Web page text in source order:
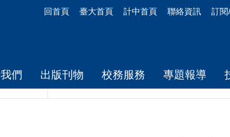
回首頁 臺大首頁 計中首頁 聯絡資訊 訂閱
們 出版刊物 校務服務 專題報導